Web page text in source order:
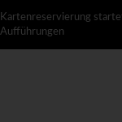
Kartenreservierung
Aufführungen